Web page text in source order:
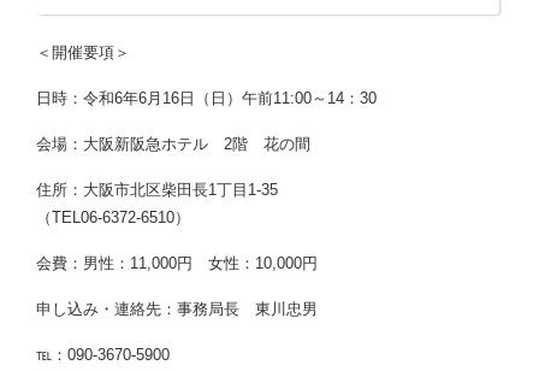
＜開催要項＞
日時：令和6年6月16日（日）午前11:00～14：30
会場：大阪新阪急ホテル 2階 花の間
住所：大阪市北区柴田長1丁目1-35
（TEL06-6372-6510）
会費：男性：11,000円 女性：10,000円
申し込み・連絡先：事務局長 東川忠男
℡：090-3670-5900